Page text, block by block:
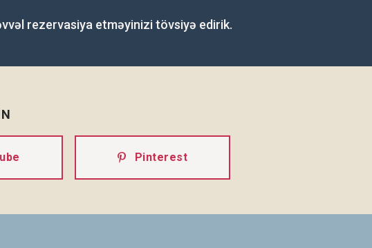
rezervasiya etməyinizi tövsiyə edirik.
Pinterest